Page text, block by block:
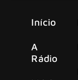
Início
A
Rádio